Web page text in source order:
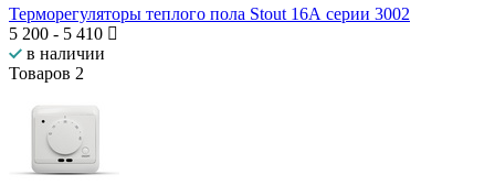
Терморегуляторы теплого пола Stout 16А серии 3002
5 200 - 5 410
в наличии
Товаров 2